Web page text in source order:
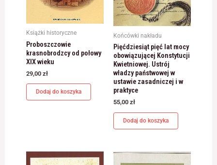
Książki historyczne
Proboszczowie
krasnobrodzcy od połowy
XIX wieku
29,00 zł
Dodaj do koszyka
Końcówki nakładu
Pięćdziesiąt pięć lat mocy
obowiązującej Konstytucji
Kwietniowej. Ustrój
władzy państwowej w
ustawie zasadniczej i w
praktyce
55,00 zł
Dodaj do koszyka